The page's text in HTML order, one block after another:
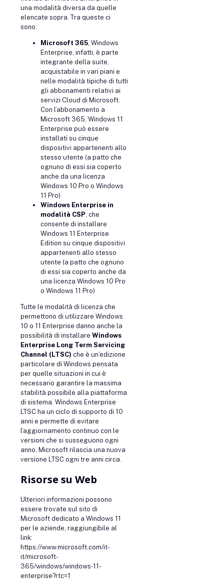
una modalità diversa da quelle
elencate sopra. Tra queste ci
sono:
Microsoft 365, Windows
Enterprise, infatti, è parte
integrante della suite,
acquistabile in vari piani e
nelle modalità tipiche di tutti
gli abbonamenti relativi ai
servizi Cloud di Microsoft.
Con l’abbonamento a
Microsoft 365, Windows 11
Enterprise può essere
installati su cinque
dispositivi appartenenti allo
stesso utente (a patto che
ognuno di essi sia coperto
anche da una licenza
Windows 10 Pro o Windows
11 Pro)
Windows Enterprise in
modalità CSP, che
consente di installare
Windows 11 Enterprise
Edition su cinque dispositivi
appartenenti allo stesso
utente (a patto che ognuno
di essi sia coperto anche da
una licenza Windows 10 Pro
o Windows 11 Pro)
Tutte le modalità di licenza che
permettono di utilizzare Windows
10 o 11 Enterprise danno anche la
possibilità di installare Windows
Enterprise Long Term Servicing
Channel (LTSC) che è un’edizione
particolare di Windows pensata
per quelle situazioni in cui è
necessario garantire la massima
stabilità possibile alla piattaforma
di sistema. Windows Enterprise
LTSC ha un ciclo di supporto di 10
anni e permette di evitare
l’aggiornamento continuo con le
versioni che si susseguono ogni
anno. Microsoft rilascia una nuova
versione LTSC ogni tre anni circa.
Risorse su Web
Ulteriori informazioni possono
essere trovate sul sito di
Microsoft dedicato a Windows 11
per le aziende, raggiungibile al
link:
https://www.microsoft.com/it-
it/microsoft-
365/windows/windows-11-
enterprise?rtc=1